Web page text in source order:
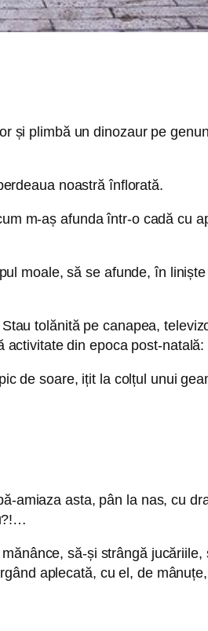
și plimbă un dinozaur pe
noastră înflorată.
m-aș afunda într-o cadă cu
moale, să se afunde, în
tolănită pe canapea,
din epoca post-natală:
de soare, ițit la colțul unui
amiaza asta, pân la nas, cu
să-și strângă
aplecată, cu el, de